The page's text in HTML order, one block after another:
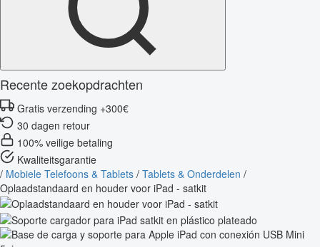
Recente zoekopdrachten
Gratis verzending +300€
30 dagen retour
100% veilige betaling
Kwaliteitsgarantie
/ Mobiele Telefoons & Tablets / Tablets & Onderdelen /
Oplaadstandaard en houder voor iPad - satkit